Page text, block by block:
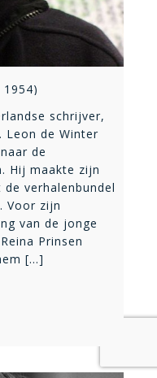
schrijver,
Leon de Winter
de
Hij maakte zijn
verhalenbundel
Voor zijn
van de jonge
Prinsen
[...]